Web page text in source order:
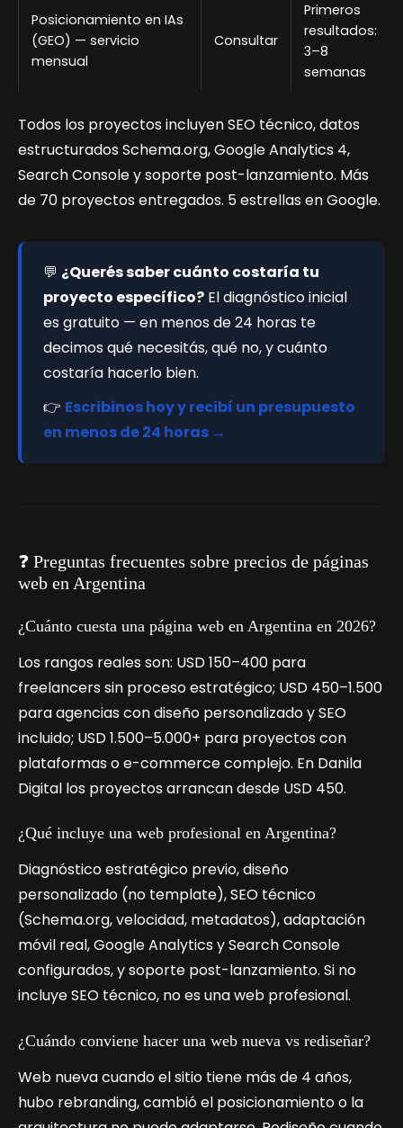
Posicionamiento en IAs
(GEO) — servicio
mensual
Consultar
Primeros
resultados:
3–8
semanas
Todos los proyectos incluyen SEO técnico, datos
estructurados Schema.org, Google Analytics 4,
Search Console y soporte post-lanzamiento. Más
de 70 proyectos entregados. 5 estrellas en Google.
💬 ¿Querés saber cuánto costaría tu
proyecto específico? El diagnóstico inicial
es gratuito — en menos de 24 horas te
decimos qué necesitás, qué no, y cuánto
costaría hacerlo bien.
👉 Escribinos hoy y recibí un presupuesto
en menos de 24 horas →
❓ Preguntas frecuentes sobre precios de páginas
web en Argentina
¿Cuánto cuesta una página web en Argentina en 2026?
Los rangos reales son: USD 150–400 para
freelancers sin proceso estratégico; USD 450–1.500
para agencias con diseño personalizado y SEO
incluido; USD 1.500–5.000+ para proyectos con
plataformas o e-commerce complejo. En Danila
Digital los proyectos arrancan desde USD 450.
¿Qué incluye una web profesional en Argentina?
Diagnóstico estratégico previo, diseño
personalizado (no template), SEO técnico
(Schema.org, velocidad, metadatos), adaptación
móvil real, Google Analytics y Search Console
configurados, y soporte post-lanzamiento. Si no
incluye SEO técnico, no es una web profesional.
¿Cuándo conviene hacer una web nueva vs rediseñar?
Web nueva cuando el sitio tiene más de 4 años,
hubo rebranding, cambió el posicionamiento o la